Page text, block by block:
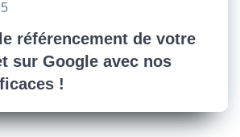
référencement de votre
sur Google avec nos
!